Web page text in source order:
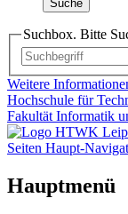
Suche
Suchbox. Bitte
Weitere
Hochschule für
Fakultät Informatik
Seiten Haupt-
Hauptmenü